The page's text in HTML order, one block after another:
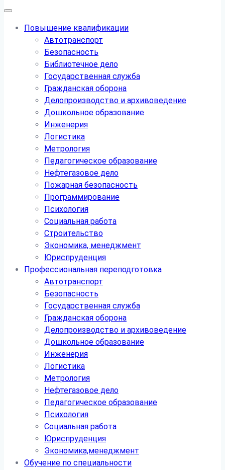
Повышение квалификации
Автотранспорт
Безопасность
Библиотечное дело
Государственная служба
Гражданская оборона
Делопроизводство и архивоведение
Дошкольное образование
Инженерия
Логистика
Метрология
Педагогическое образование
Нефтегазовое дело
Пожарная безопасность
Программирование
Психология
Социальная работа
Строительство
Экономика, менеджмент
Юриспруденция
Профессиональная переподготовка
Автотранспорт
Безопасность
Государственная служба
Гражданская оборона
Делопроизводство и архивоведение
Дошкольное образование
Инженерия
Логистика
Метрология
Нефтегазовое дело
Педагогическое образование
Психология
Социальная работа
Юриспруденция
Экономика,менеджмент
Обучение по специальности